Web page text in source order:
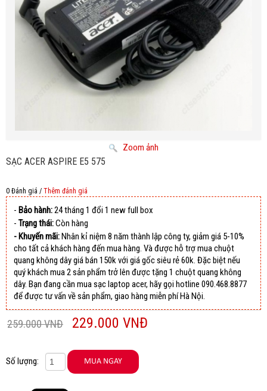
Zoom ảnh
SẠC ACER ASPIRE E5 575
0 Đánh giá / Thêm đánh giá
- Bảo hành:24 tháng 1 đổi 1 new full box
- Trạng thái:Còn hàng
- Khuyến mãi:Nhân kỉ niệm 8 năm thành lập công ty, giảm giá 5-10%
cho tất cả khách hàng đến mua hàng. Và được hỗ trợ mua chuột
quang không dây giá bán 150k với giá gốc siêu rẻ 60k. Đặc biệt nếu
quý khách mua 2 sản phẩm trở lên được tặng 1 chuột quang không
dây. Bạn đang cần mua sạc laptop acer, hãy gọi hotline 090.468.8877
để được tư vấn về sản phẩm, giao hàng miễn phí Hà Nội.
259.000 VNĐ 229.000 VNĐ
Số lượng: